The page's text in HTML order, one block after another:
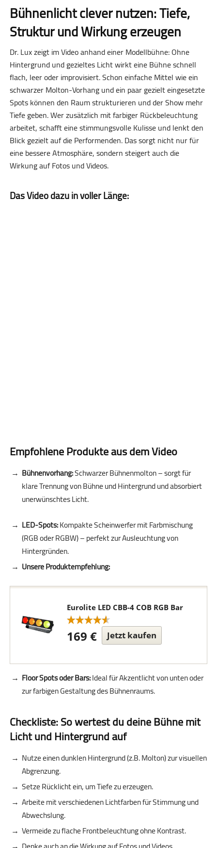
Bühnenlicht clever nutzen: Tiefe,
Struktur und Wirkung erzeugen
Dr. Lux zeigt im Video anhand einer Modellbühne: Ohne
Hintergrund und gezieltes Licht wirkt eine Bühne schnell
flach, leer oder improvisiert. Schon einfache Mittel wie ein
schwarzer Molton-Vorhang und ein paar gezielt eingesetzte
Spots können den Raum strukturieren und der Show mehr
Tiefe geben. Wer zusätzlich mit farbiger Rückbeleuchtung
arbeitet, schafft eine stimmungsvolle Kulisse und lenkt den
Blick gezielt auf die Performenden. Das sorgt nicht nur für
eine bessere Atmosphäre, sondern steigert auch die
Wirkung auf Fotos und Videos.
Das Video dazu in voller Länge:
Empfohlene Produkte aus dem Video
Bühnenvorhang:Schwarzer Bühnenmolton – sorgt für
klare Trennung von Bühne und Hintergrund und absorbiert
unerwünschtes Licht.
LED-Spots:Kompakte Scheinwerfer mit Farbmischung
(RGB oder RGBW) – perfekt zur Ausleuchtung von
Hintergründen.
Unsere Produktempfehlung:
Eurolite LED CBB-4 COB RGB Bar
169 € Jetzt kaufen
Floor Spots oder Bars:Ideal für Akzentlicht von unten oder
zur farbigen Gestaltung des Bühnenraums.
Checkliste: So wertest du deine Bühne mit
Licht und Hintergrund auf
Nutze einen dunklen Hintergrund (z.B. Molton) zur visuellen
Abgrenzung.
Setze Rücklicht ein, um Tiefe zu erzeugen.
Arbeite mit verschiedenen Lichtfarben für Stimmung und
Abwechslung.
Vermeide zu flache Frontbeleuchtung ohne Kontrast.